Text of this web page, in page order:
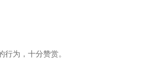
为，十分赞赏。